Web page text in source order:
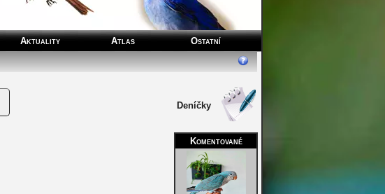
Aktuality Atlas
Ostatní
Deníčky
Komentované